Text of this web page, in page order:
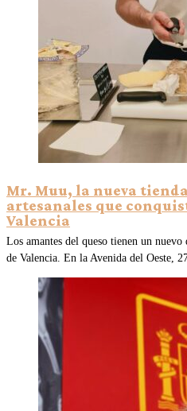
Mr. Muu, la nueva
artesanales que
Valencia
Los amantes del queso tienen un
de Valencia. En la Avenida del Oeste,